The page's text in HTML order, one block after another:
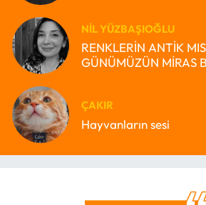
NIL YÜZBAŞIOĞLU
RENKLERİN ANTİK
GÜNÜMÜZÜN MİRAS
ÇAKIR
Hayvanların sesi